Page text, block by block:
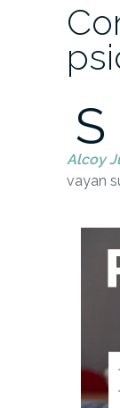
S
Alcoy
vayan